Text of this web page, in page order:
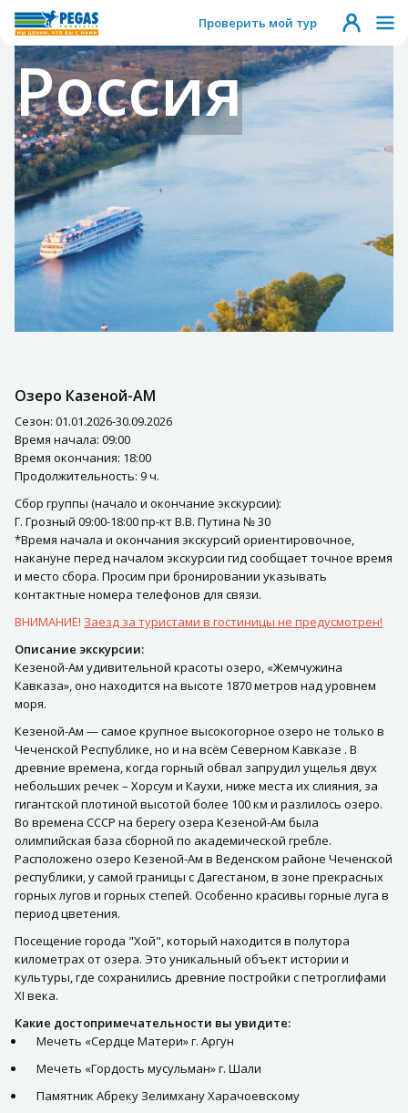
Проверить мой тур
Россия
Озеро Казеной-АМ
Сезон: 01.01.2026-30.09.2026
Время начала: 09:00
Время окончания: 18:00
Продолжительность: 9 ч.
Сбор группы (начало и окончание экскурсии):
Г. Грозный 09:00-18:00 пр-кт В.В. Путина № 30
*Время начала и окончания экскурсий ориентировочное,
накануне перед началом экскурсии гид сообщает точное время
и место сбора. Просим при бронировании указывать
контактные номера телефонов для связи.
ВНИМАНИЕ! Заезд за туристами в гостиницы не предусмотрен!
Описание экскурсии:
Кезеной-Ам удивительной красоты озеро, «Жемчужина
Кавказа», оно находится на высоте 1870 метров над уровнем
моря.
Кезеной-Ам — самое крупное высокогорное озеро не только в
Чеченской Республике, но и на всём Северном Кавказе . В
древние времена, когда горный обвал запрудил ущелья двух
небольших речек – Хорсум и Каухи, ниже места их слияния, за
гигантской плотиной высотой более 100 км и разлилось озеро.
Во времена СССР на берегу озера Кезеной-Ам была
олимпийская база сборной по академической гребле.
Расположено озеро Кезеной-Ам в Веденском районе Чеченской
республики, у самой границы с Дагестаном, в зоне прекрасных
горных лугов и горных степей. Особенно красивы горные луга в
период цветения.
Посещение города "Хой", который находится в полутора
километрах от озера. Это уникальный объект истории и
культуры, где сохранились древние постройки с петроглифами
XI века.
Какие достопримечательности вы увидите:
Мечеть «Сердце Матери» г. Аргун
Мечеть «Гордость мусульман» г. Шали
Памятник Абреку Зелимхану Харачоевскому